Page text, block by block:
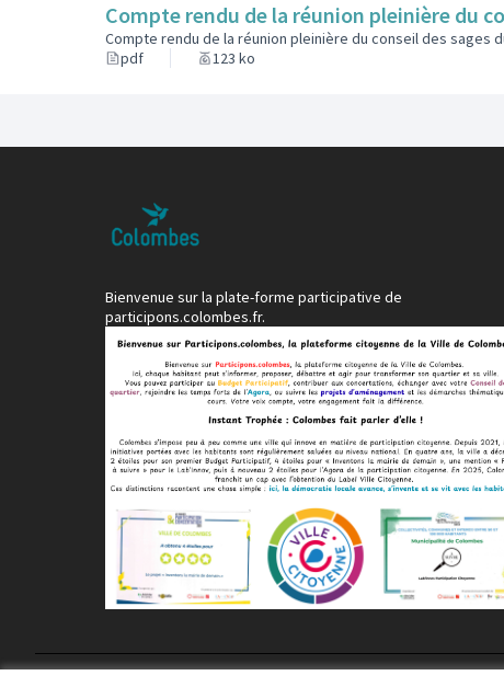
Compte rendu de la réunion pleinière du
Compte rendu de la réunion pleinière du conseil des sages
pdf
123 ko
Bienvenue sur la plate-forme participative de
participons.colombes.fr.